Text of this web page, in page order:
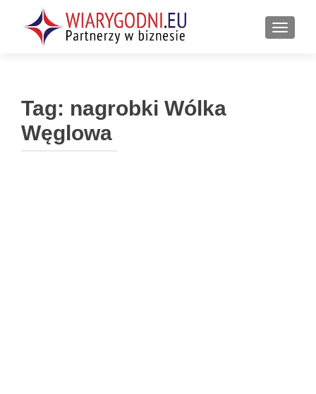
Tag: nagrobki Wólka
Węglowa